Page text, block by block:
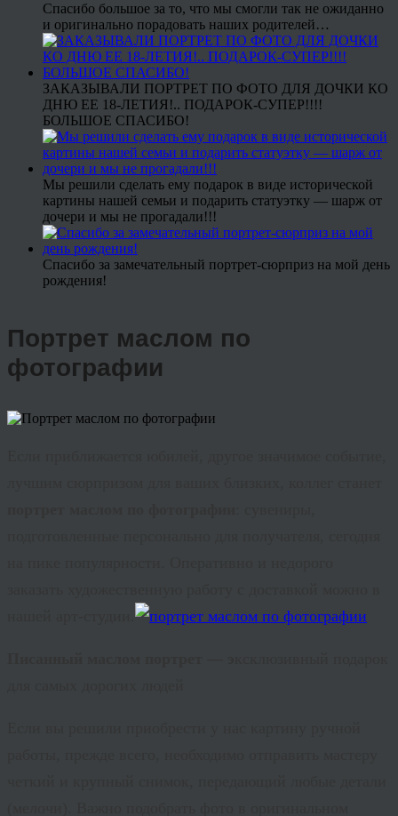
Спасибо большое за то, что мы смогли так не ожиданно
и оригинально порадовать наших родителей…
ЗАКАЗЫВАЛИ ПОРТРЕТ ПО ФОТО ДЛЯ ДОЧКИ КО
ДНЮ ЕЕ 18-ЛЕТИЯ!.. ПОДАРОК-СУПЕР!!!!
БОЛЬШОЕ СПАСИБО!
Мы решили сделать ему подарок в виде исторической
картины нашей семьи и подарить статуэтку — шарж от
дочери и мы не прогадали!!!
Спасибо за замечательный портрет-сюрприз на мой день
рождения!
Портрет маслом по
фотографии